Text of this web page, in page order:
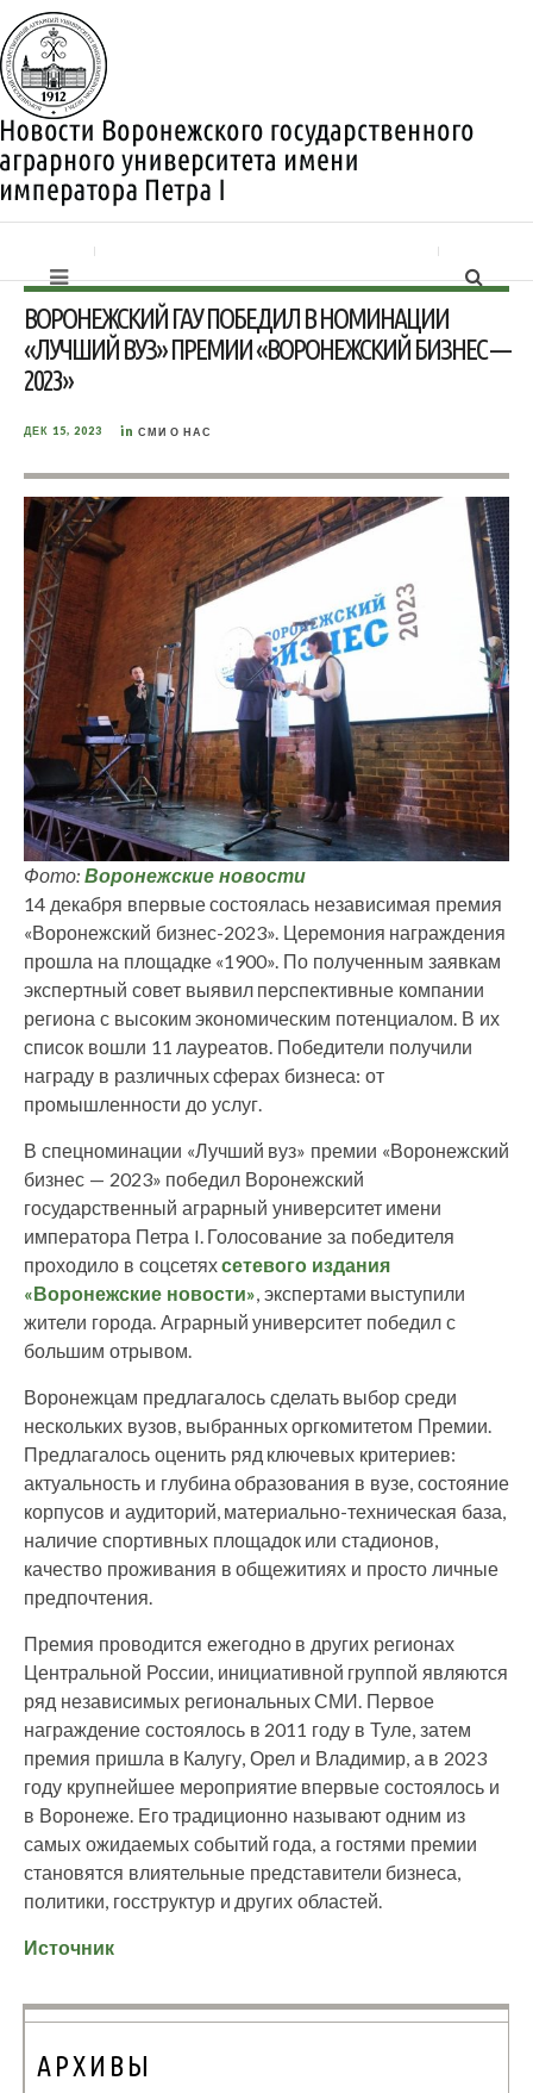
ВОРОНЕЖСКИЙ ГАУ ПОБЕДИЛ В НОМИНАЦИИ
«ЛУЧШИЙ ВУЗ» ПРЕМИИ «ВОРОНЕЖСКИЙ БИЗНЕС —
2023»
ДЕК 15, 2023 in СМИ О НАС
Фото: Воронежские новости
14 декабря впервые состоялась независимая премия
«Воронежский бизнес-2023». Церемония награждения
прошла на площадке «1900». По полученным заявкам
экспертный совет выявил перспективные компании
региона с высоким экономическим потенциалом. В их
список вошли 11 лауреатов. Победители получили
награду в различных сферах бизнеса: от
промышленности до услуг.
В спецноминации «Лучший вуз» премии «Воронежский
бизнес — 2023» победил Воронежский
государственный аграрный университет имени
императора Петра I. Голосование за победителя
проходило в соцсетяхсетевого издания
«Воронежские новости», экспертами выступили
жители города. Аграрный университет победил с
большим отрывом.
Воронежцам предлагалось сделать выбор среди
нескольких вузов, выбранных оргкомитетом Премии.
Предлагалось оценить ряд ключевых критериев:
актуальность и глубина образования в вузе, состояние
корпусов и аудиторий, материально-техническая база,
наличие спортивных площадок или стадионов,
качество проживания в общежитиях и просто личные
предпочтения.
Премия проводится ежегодно в других регионах
Центральной России, инициативной группой являются
ряд независимых региональных СМИ. Первое
награждение состоялось в 2011 году в Туле, затем
премия пришла в Калугу, Орел и Владимир, а в 2023
году крупнейшее мероприятие впервые состоялось и
в Воронеже. Его традиционно называют одним из
самых ожидаемых событий года, а гостями премии
становятся влиятельные представители бизнеса,
политики, госструктур и других областей.
Источник
АРХИВЫ